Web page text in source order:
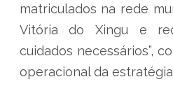
matriculados na rede
Vitória do Xingu e
cuidados necessários”,
operacional da